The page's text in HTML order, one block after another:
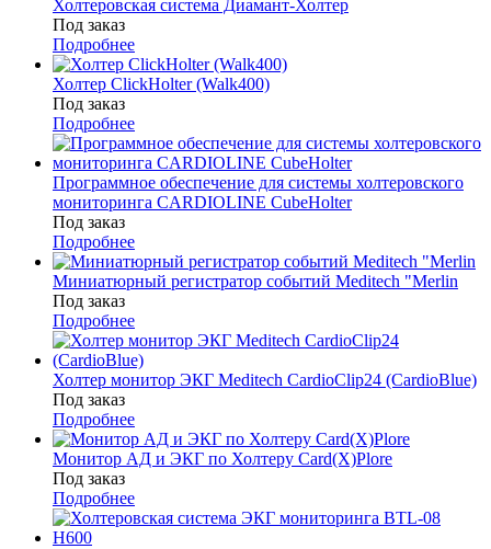
Холтеровская система Диамант-Холтер
Под заказ
Подробнее
Холтер ClickHolter (Walk400)
Под заказ
Подробнее
Программное обеспечение для системы холтеровского
мониторинга CARDIOLINE CubeHolter
Под заказ
Подробнее
Миниатюрный регистратор событий Meditech "Merlin
Под заказ
Подробнее
Холтер монитор ЭКГ Meditech CardioClip24 (CardioBlue)
Под заказ
Подробнее
Монитор АД и ЭКГ по Холтеру Card(X)Plore
Под заказ
Подробнее